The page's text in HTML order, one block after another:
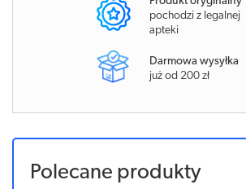
pochodzi z legalnej
apteki
Darmowa wysyłka
już od 200 zł
Polecane produkty